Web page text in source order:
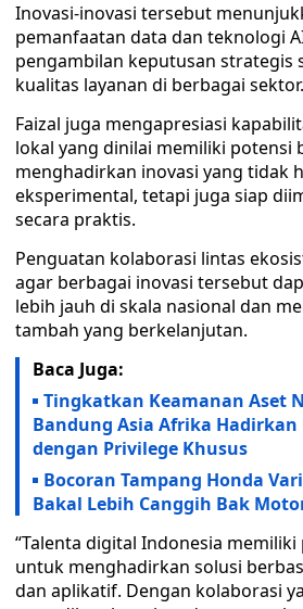
Inovasi-inovasi tersebut
pemanfaatan data dan teknologi
pengambilan keputusan strategis
kualitas layanan di berbagai sektor.
Faizal juga mengapresiasi
lokal yang dinilai memiliki potensi
menghadirkan inovasi yang tidak
eksperimental, tetapi juga siap
secara praktis.
Penguatan kolaborasi lintas
agar berbagai inovasi tersebut
lebih jauh di skala nasional dan
tambah yang berkelanjutan.
Baca Juga:
Tingkatkan Keamanan Aset
Bandung Asia Afrika Hadirkan
dengan Privilege Khusus
Bocoran Tampang Honda
Bakal Lebih Canggih Bak
“Talenta digital Indonesia
untuk menghadirkan solusi
dan aplikatif. Dengan kolaborasi